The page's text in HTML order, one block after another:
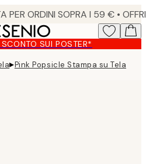
SUI POSTER*
▸Pink Popsicle Stampa su Tela